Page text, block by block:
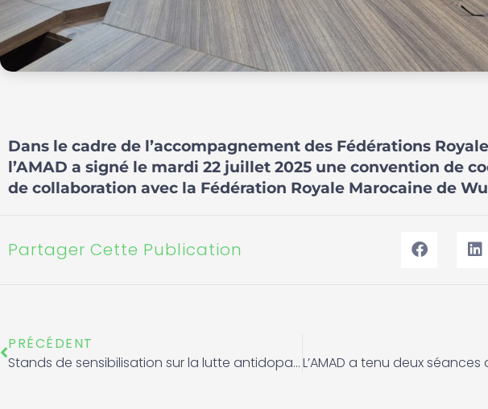
Dans le cadre de l’accompagnement des Fédérations
l’AMAD a signé le mardi 22 juillet 2025 une convention de
de collaboration avec la Fédération Royale Marocaine de
Partager Cette Publication
Précédent
PRÉCÉDENT
Stands de sensibilisation sur la lutte antidopage au profit des participants au championnat national de plongée et sports subaquatique